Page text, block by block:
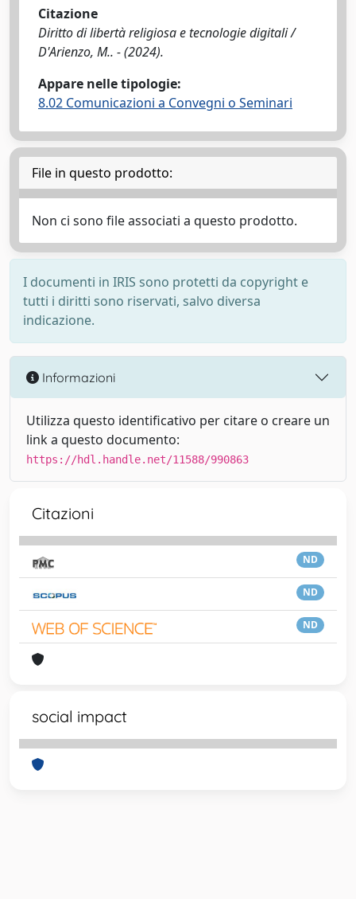
Citazione
Diritto di libertà religiosa e tecnologie digitali /
D'Arienzo, M.. - (2024).
Appare nelle tipologie:
8.02 Comunicazioni a Convegni o Seminari
File in questo prodotto:
Non ci sono file associati a questo prodotto.
I documenti in IRIS sono protetti da copyright e
tutti i diritti sono riservati, salvo diversa
indicazione.
Informazioni
Utilizza questo identificativo per citare o creare un
link a questo documento:
https://hdl.handle.net/11588/990863
Citazioni
ND
ND
ND
social impact